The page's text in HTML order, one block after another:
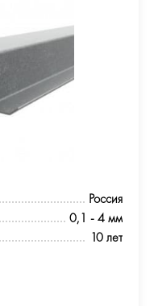
Россия
0,1 - 4 мм
10 лет